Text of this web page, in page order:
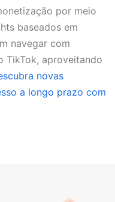
por meio
baseados em
navegar com
TikTok, aproveitando
novas
a longo prazo com